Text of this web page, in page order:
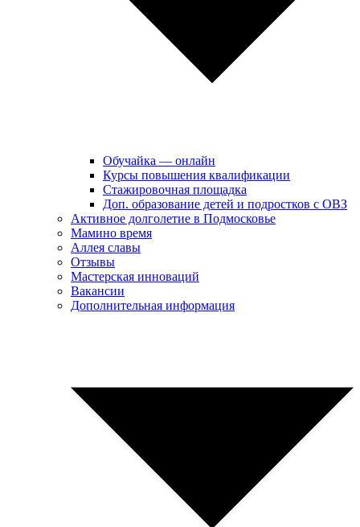
Обучайка — онлайн
Курсы повышения квалификации
Стажировочная площадка
Доп. образование детей и подростков с ОВЗ
Активное долголетие в Подмосковье
Мамино время
Аллея славы
Отзывы
Мастерская инноваций
Вакансии
Дополнительная информация